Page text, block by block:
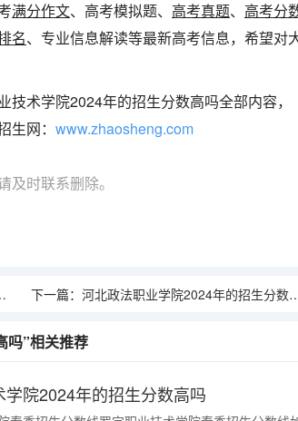
满分作文、高考模拟题、 高考真题、 高考分
名、专业信息解读等最新高考信息，希望对
术学院2024年的招生分数高吗全部内容，
网： www.zhaosheng.com
时联系删除。
下一篇： 河北政法职业学院2024年的招生分数高吗
吗”相关推荐
学院2024年的招生分数高吗